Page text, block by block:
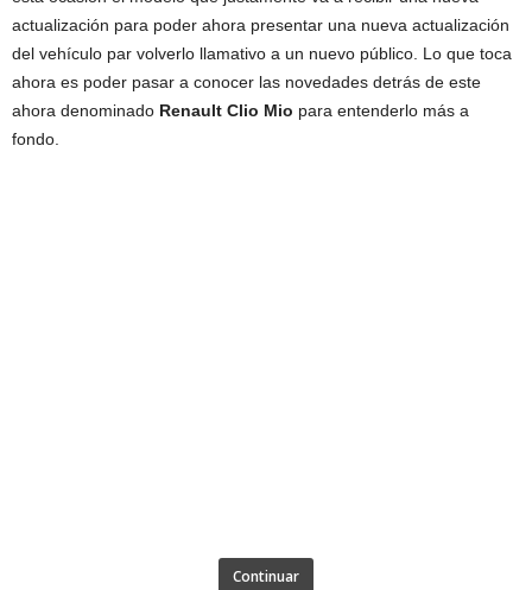
actualización para poder ahora presentar una nueva actualización
del vehículo par volverlo llamativo a un nuevo público. Lo que toca
ahora es poder pasar a conocer las novedades detrás de este
ahora denominado Renault Clio Mio para entenderlo más a
fondo.
Continuar